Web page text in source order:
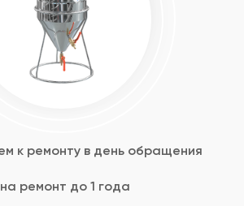
к ремонту в день обращения
ремонт до 1 года